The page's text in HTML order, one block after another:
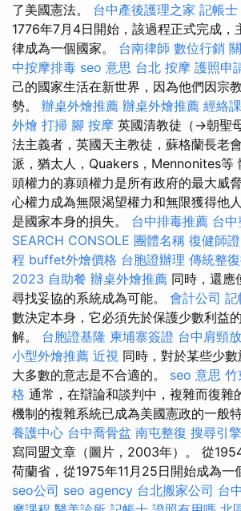
了美國憲法。 台中產後護理之家 記帳
1776年7月4日開始，該過程正式完成，
律成為一個國家。 台南律師 數位行銷
中按摩排毒 seo 意思 台北 按摩 護照申
己的國家生活在新世界，因為他們因宗
勢。 辦桌外燴推薦 辦桌外燴推薦 經絡
外燴 打掃 腳 按摩 英國清教徒（→朝聖
法主義者，英國天主教徒，蘇格蘭長老
派，猶太人，Quakers，Mennonites等
頭權力的寡頭權力是所有政府的最大威
心權力成為無限渴望權力和無限獲得他
是國家本身的損失。 台中排毒推薦 台
SEARCH CONSOLE 團體名稱 復健師
程 buffet外燴價格 台胞證辦理 傳統整
2023 自助餐 辦桌外燴推薦 同時，還應
尋找妥協的系統成為可能。 會計公司 記
數決定本身，它必須先於保護少數利益
解。 台胞證基隆 柬埔寨簽證 台中肩頸
小型外燴推薦 近視 同時，對於某些少
大多數的意志是不合適的。 seo 意思 竹
格 通常，在辯論和談判中，複雜而復雜
機制的複雜系統已成為美國憲政的一般
養護中心 台中喬骨盆 南屯整復 搜尋引擎
寫同盟文章（圖片，2003年）。 從
荷蘭省，從1975年11月25日開始成為一
seo公司 seo agency 台北搬家公司 台